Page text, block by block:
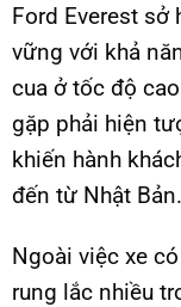
Ford Everest sở
vững với khả
cua ở tốc độ
gặp phải hiện
khiến hành
đến từ Nhật Bản.
Ngoài việc xe
rung lắc nhiều